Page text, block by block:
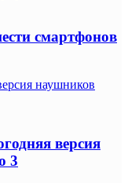
смартфонов
наушников
версия
3